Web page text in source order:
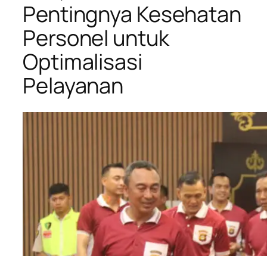
Pentingnya Kesehatan
Personel untuk
Optimalisasi
Pelayanan